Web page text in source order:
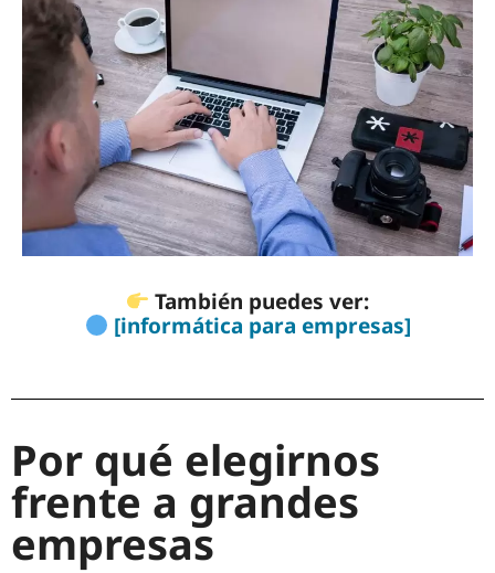
También puedes ver:
[informática para empresas]
Por qué elegirnos
frente a grandes
empresas